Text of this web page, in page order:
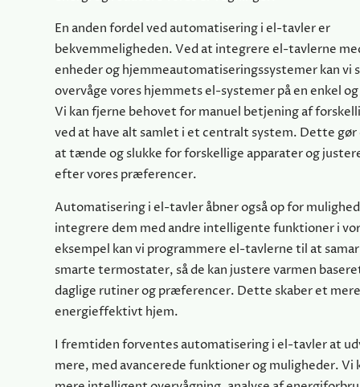
En anden fordel ved automatisering i el-tavler er
bekvemmeligheden. Ved at integrere el-tavlerne
enheder og hjemmeautomatiseringssystemer kan vi
overvåge vores hjemmets el-systemer på en enkel
Vi kan fjerne behovet for manuel betjening af
ved at have alt samlet i et centralt system. Dette
at tænde og slukke for forskellige apparater og
efter vores præferencer.
Automatisering i el-tavler åbner også op for
integrere dem med andre intelligente funktioner i
eksempel kan vi programmere el-tavlerne til at
smarte termostater, så de kan justere varmen
daglige rutiner og præferencer. Dette skaber et
energieffektivt hjem.
I fremtiden forventes automatisering i el-tavler at
mere, med avancerede funktioner og muligheder. Vi